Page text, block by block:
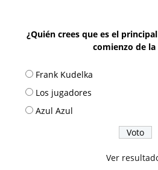
¿Quién crees que es el
comienzo de
Frank Kudelka
Los jugadores
Azul Azul
Ver